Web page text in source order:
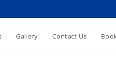
Gallery Contact Us